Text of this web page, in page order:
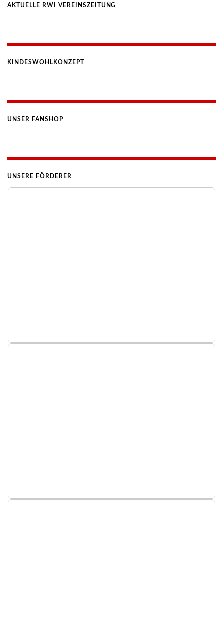
AKTUELLE RWI VEREINSZEITUNG
KINDESWOHLKONZEPT
UNSER FANSHOP
UNSERE FÖRDERER